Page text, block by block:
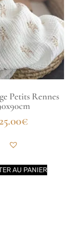
Petits Rennes
25.00€
AU PANIER